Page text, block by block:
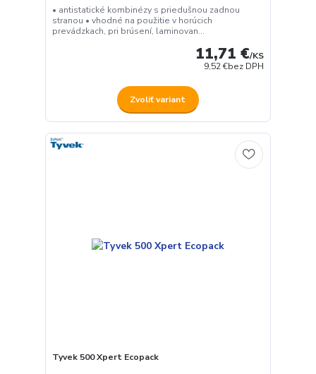
• antistatické kombinézy s priedušnou zadnou
stranou • vhodné na použitie v horúcich
prevádzkach, pri brúsení, laminovan...
11,71 €/KS
9,52 €bez DPH
Zvoliť variant
Tyvek 500 Xpert Ecopack